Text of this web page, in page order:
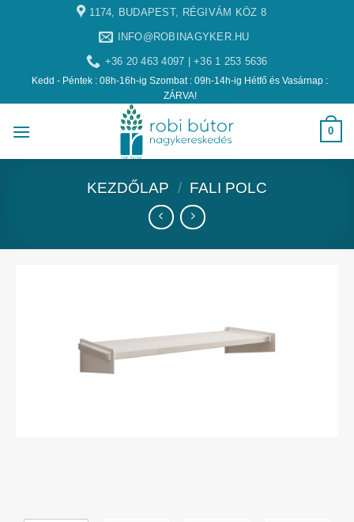
1174, BUDAPEST, RÉGIVÁM KÖZ 8
INFO@ROBINAGYKER.HU
+36 20 463 4097 | +36 1 253 5636
Kedd - Péntek : 08h-16h-ig Szombat : 09h-14h-ig Hétfő és Vasárnap :
ZÁRVA!
0
KEZDŐLAP / FALI POLC